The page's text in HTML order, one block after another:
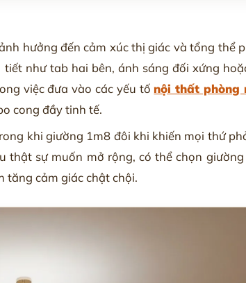
hưởng đến cảm xúc thị giác và tổng thể
như tab hai bên, ánh sáng đối xứng
việc đưa vào các yếu tốnội thất phòng
cong đầy tinh tế.
khi giường 1m8 đôi khi khiến mọi thứ
sự muốn mở rộng, có thể chọn
tăng cảm giác chật chội.